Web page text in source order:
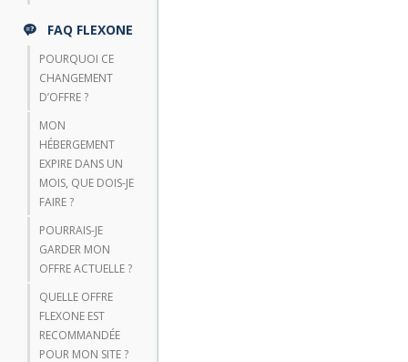
FAQ FLEXONE
POURQUOI CE
CHANGEMENT
D’OFFRE ?
MON
HÉBERGEMENT
EXPIRE DANS UN
MOIS, QUE DOIS-JE
FAIRE ?
POURRAIS-JE
GARDER MON
OFFRE ACTUELLE ?
QUELLE OFFRE
FLEXONE EST
RECOMMANDÉE
POUR MON SITE ?